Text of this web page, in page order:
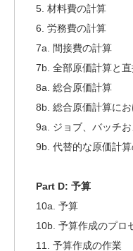
5. 材料費の計算
6. 労務費の計算
7a. 間接費の計算
7b. 全部原価計算と
8a. 総合原価計算
8b. 総合原価計算に
9a. ジョブ、バッチ
9b. 代替的な原価計
Part D: 予算
10a. 予算
10b. 予算作成のプロ
11. 予算作成の作業